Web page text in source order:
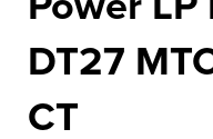
DT27
CT